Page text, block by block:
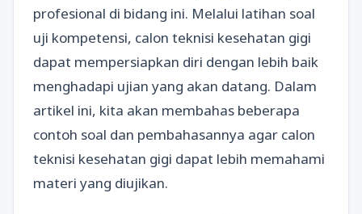
profesional di bidang ini. Melalui latihan soal
uji kompetensi, calon teknisi kesehatan gigi
dapat mempersiapkan diri dengan lebih baik
menghadapi ujian yang akan datang. Dalam
artikel ini, kita akan membahas beberapa
contoh soal dan pembahasannya agar calon
teknisi kesehatan gigi dapat lebih memahami
materi yang diujikan.